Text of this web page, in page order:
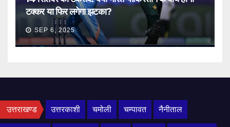
टक्कर या फिर लगेगा झटका?
SEP 6, 2025
उत्तराखण्ड उत्तरकाशी चमोली चम्पावत नैनीताल